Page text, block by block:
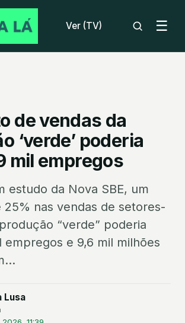
Ver (TV) ☰
de vendas da
‘verde’ poderia
mil empregos
estudo da Nova SBE, um
25% nas vendas de setores-
“verde” poderia
empregos e 9,6 mil milhões
Lusa